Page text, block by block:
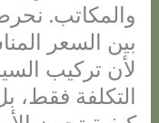
والمكاتب.
بين السعر
لأن تركيب
التكلفة فقط،